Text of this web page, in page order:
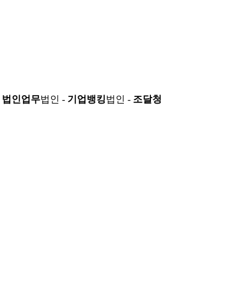
법인업무법인 - 기업뱅킹법인 - 조달청